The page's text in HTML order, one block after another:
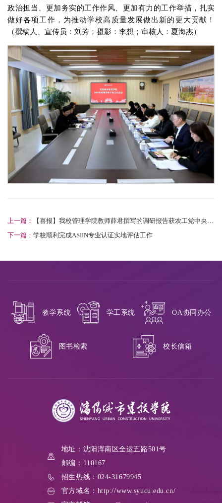
政治担当、更加务实的工作作风、更加有力的工作举措，扎实
做好各项工作，为推动学校高质量发展做出新的更大贡献！
（撰稿人、宣传员：刘芳；摄影：李想；审核人：夏海杰）
上一篇：
【喜报】我校管理学院教师薛君撰写的调研报告获农工党中央主
要领导批示
下一篇： 学校顺利完成ASIIN专业认证实地评估工作
教学系统 学工系统 OA协同办公
图书检索 校长信箱
地址：沈阳浑南区全运五路501号
邮编：110167
招生热线：024-31679945
官方域名：http://www.syucu.edu.cn/